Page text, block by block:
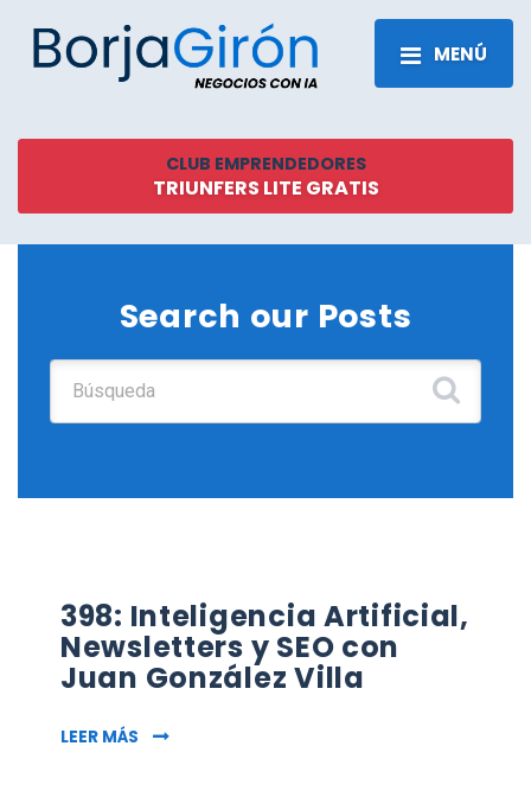
MENÚ
CLUB EMPRENDEDORES
TRIUNFERS LITE GRATIS
Search our Posts
398: Inteligencia Artificial,
Newsletters y SEO con
Juan González Villa
LEER MÁS 398: INTELIGENCIA ARTIFICIAL, NEWSLETTERS